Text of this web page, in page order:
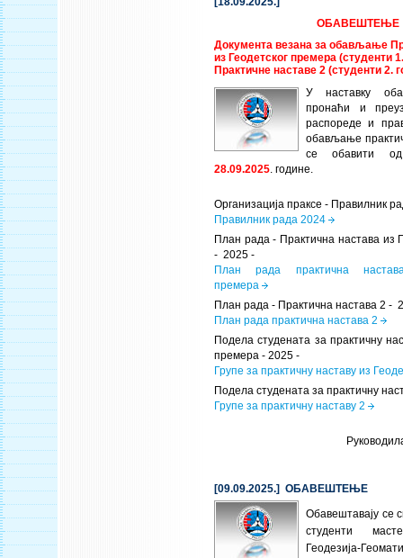
ОБАВЕШТЕЊЕ
Документа везана за обављање
из Геодетског премера (студенти
Практичне наставе 2 (студенти 2.
У наставку
пронаћи и
распореде и
обављање
се обавити
28.09.2025. године.
Организација праксе - Правилник
Правилник рада 2024
План рада - Практична настава из
- 2025 -
План рада практична
премера
План рада - Практична настава 2 -
План рада практична настава 2
Подела студената за практичну
премера - 2025 -
Групе за практичну наставу из
Подела студената за практичну
Групе за практичну наставу 2
[09.09.2025.] ОБАВЕШТЕЊЕ
Обавештавају се
студенти
Геодезија-